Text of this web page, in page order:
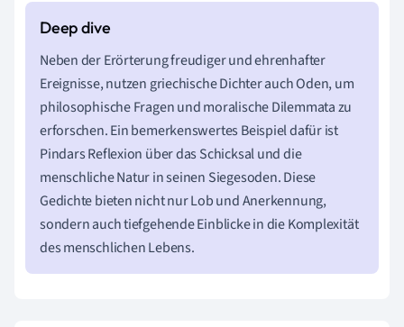
Neben der Erörterung freudiger und ehrenhafter
Ereignisse, nutzen griechische Dichter auch Oden, um
philosophische Fragen und moralische Dilemmata zu
erforschen. Ein bemerkenswertes Beispiel dafür ist
Pindars Reflexion über das Schicksal und die
menschliche Natur in seinen Siegesoden. Diese
Gedichte bieten nicht nur Lob und Anerkennung,
sondern auch tiefgehende Einblicke in die Komplexität
des menschlichen Lebens.